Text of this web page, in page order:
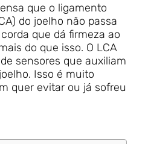
que o ligamento
do joelho não passa
que dá firmeza ao
do que isso. O LCA
sensores que auxiliam
Isso é muito
quer evitar ou já sofreu